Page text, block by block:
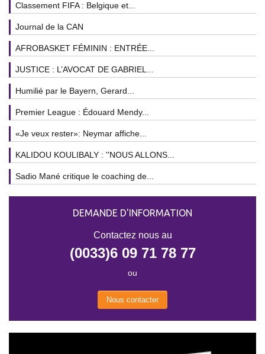
Classement FIFA : Belgique et...
Journal de la CAN
AFROBASKET FÉMININ : ENTRÉE...
JUSTICE : L’AVOCAT DE GABRIEL...
Humilié par le Bayern, Gerard...
Premier League : Édouard Mendy...
«Je veux rester»: Neymar affiche...
KALIDOU KOULIBALY : ''NOUS ALLONS...
Sadio Mané critique le coaching de...
DEMANDE D'INFORMATION
Contactez nous au
(0033)6 09 71 78 77
ou
Nous contacter